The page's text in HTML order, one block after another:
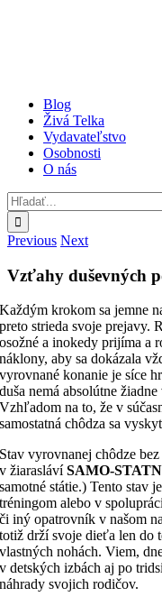
Blog
Živá Telka
Vydavateľstvo
Osobnosti
O nás
Hľadať:
Previous Next
Vzťahy duševných
Každým krokom sa jemne
preto strieda svoje prejavy.
osožné a inokedy prijíma a
náklony, aby sa dokázala
vyrovnané konanie je síce
duša nemá absolútne
Vzhľadom na to, že v
samostatná chôdza sa
Stav vyrovnanej chôdze
v žiaraslávíSAMO-
samotné státie.) Tento stav
tréningom alebo v
či iný opatrovník v našom
totiž drží svoje dieťa len do
vlastných nohách. Viem,
v detských izbách aj po
náhrady svojich rodičov.